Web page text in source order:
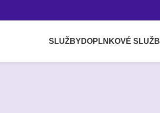
SLUŽBYDOPLNKOVÉ